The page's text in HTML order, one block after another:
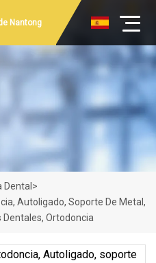
Nantong
Dental >
Autoligado, Soporte De Metal,
Ortodoncia